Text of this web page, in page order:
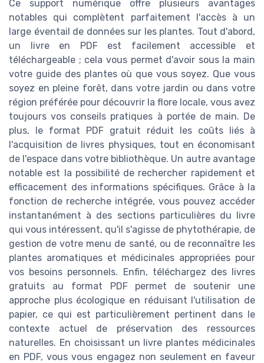
Ce support numérique offre plusieurs avantages
notables qui complètent parfaitement l'accès à un
large éventail de données sur les plantes. Tout d'abord,
un livre en PDF est facilement accessible et
téléchargeable ; cela vous permet d'avoir sous la main
votre guide des plantes où que vous soyez. Que vous
soyez en pleine forêt, dans votre jardin ou dans votre
région préférée pour découvrir la flore locale, vous avez
toujours vos conseils pratiques à portée de main. De
plus, le format PDF gratuit réduit les coûts liés à
l'acquisition de livres physiques, tout en économisant
de l'espace dans votre bibliothèque. Un autre avantage
notable est la possibilité de rechercher rapidement et
efficacement des informations spécifiques. Grâce à la
fonction de recherche intégrée, vous pouvez accéder
instantanément à des sections particulières du livre
qui vous intéressent, qu'il s'agisse de phytothérapie, de
gestion de votre menu de santé, ou de reconnaître les
plantes aromatiques et médicinales appropriées pour
vos besoins personnels. Enfin, téléchargez des livres
gratuits au format PDF permet de soutenir une
approche plus écologique en réduisant l'utilisation de
papier, ce qui est particulièrement pertinent dans le
contexte actuel de préservation des ressources
naturelles. En choisissant un livre plantes médicinales
en PDF, vous vous engagez non seulement en faveur